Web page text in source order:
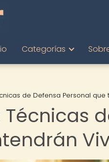
Categorías
de Defensa Personal
Técnicas